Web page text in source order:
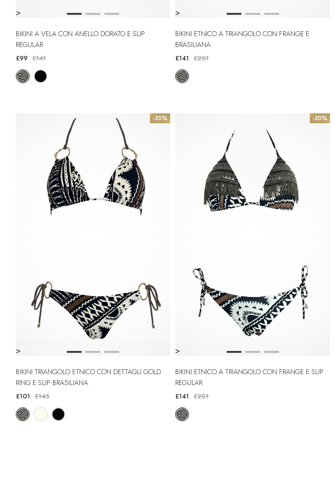
>
BIKINI A VELA CON ANELLO DORATO E SLIP
REGULAR
£99 £141
>
BIKINI ETNICO A TRIANGOLO CON FRANGE E
BRASILIANA
£141 £201
-30%
>
BIKINI TRIANGOLO ETNICO CON DETTAGLI GOLD
RING E SLIP BRASILIANA
£101 £145
-30%
>
BIKINI ETNICO A TRIANGOLO CON FRANGE E SLIP
REGULAR
£141 £201